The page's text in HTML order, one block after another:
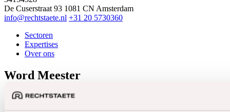
De Cuserstraat 93 1081 CN Amsterdam
info@rechtstaete.nl +31 20 5730360
Sectoren
Expertises
Over ons
Word Meester
Kennis telt, karakter nog meer. Geen lagen om achter te